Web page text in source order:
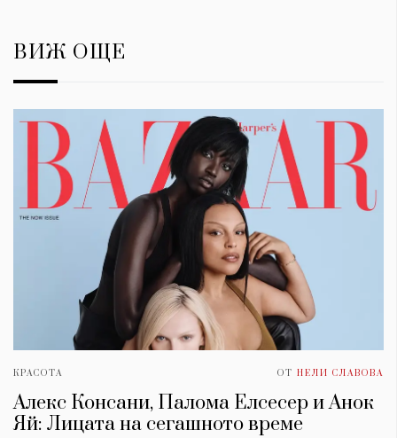
ВИЖ ОЩЕ
КРАСОТА ОТ НЕЛИ СЛАВОВА
Алекс Консани, Палома Елсесер и Анок
Яй: Лицата на сегашното време